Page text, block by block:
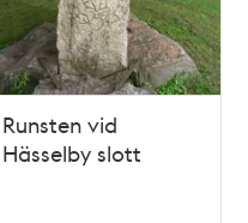
Runsten vid
Hässelby slott